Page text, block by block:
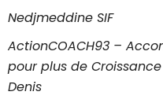
Nedjmeddine SIF
ActionCOACH93 –
pour plus de
Denis